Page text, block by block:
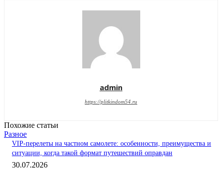
admin
https://plitkindom54.ru
Похожие статьи
Разное
VIP-перелеты на частном самолете: особенности, преимущества и
ситуации, когда такой формат путешествий оправдан
30.07.2026